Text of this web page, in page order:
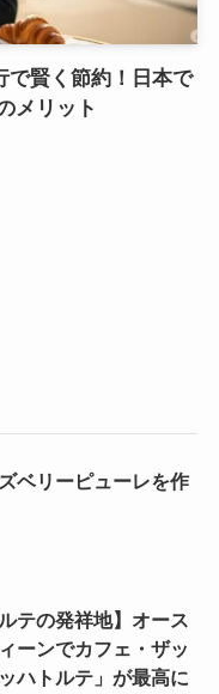
で賢く節約！日本で
メリット
ベリーピューレを作
テの発祥地】オース
ーンでカフェ・ザッ
ハトルテ」が最高に